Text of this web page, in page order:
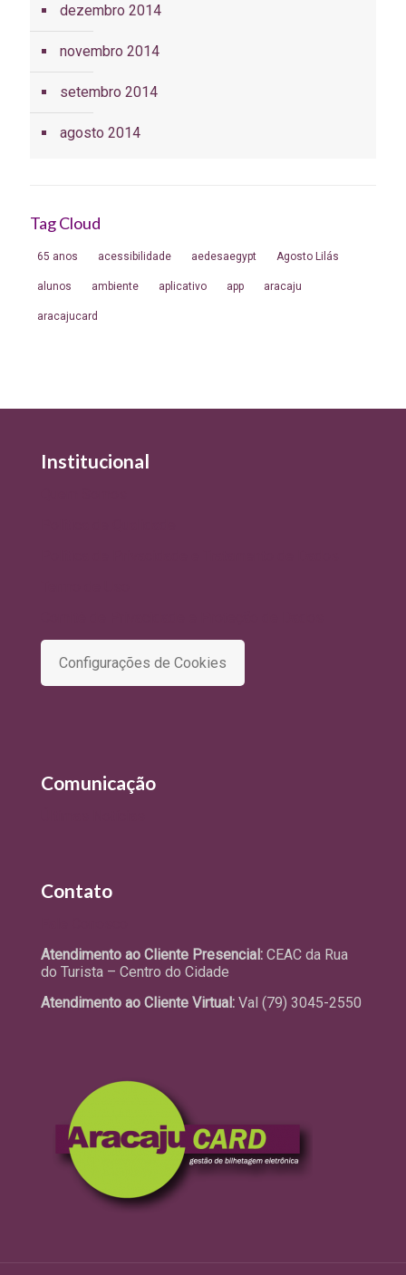
dezembro 2014
novembro 2014
setembro 2014
agosto 2014
Tag Cloud
65 anos acessibilidade aedesaegypt Agosto Lilás
alunos ambiente aplicativo app aracaju
aracajucard
Institucional
Configurações de Cookies
Comunicação
Contato
Atendimento ao Cliente Presencial: CEAC da Rua
do Turista – Centro do Cidade
Atendimento ao Cliente Virtual: Val (79) 3045-2550